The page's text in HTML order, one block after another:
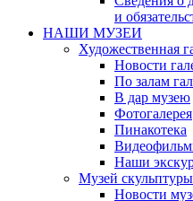
и
НАШИ МУЗЕИ
Художественная
Новости
По залам
В дар музею
Фотогалерея
Пинакотека
Наши
Музей
Новости